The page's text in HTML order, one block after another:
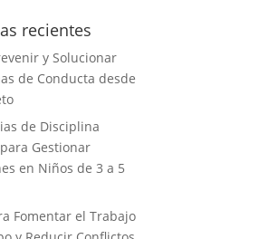
recientes
y Solucionar
de Conducta desde
de Disciplina
Gestionar
en Niños de 3 a 5
Fomentar el Trabajo